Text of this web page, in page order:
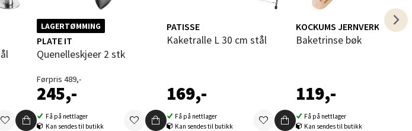
LAGERTØMMING
PLATE IT
Quenelleskjeer 2 stk
Førpris 489,-
245,-
Få på nettlager
Kan sendes til butikk
PATISSE
Kaketralle L 30 cm stål
169,-
Få på nettlager
Kan sendes til butikk
KOCKUMS JERNVERK
Baketrinse bøk
119,-
Få på nettlager
Kan sendes til butikk